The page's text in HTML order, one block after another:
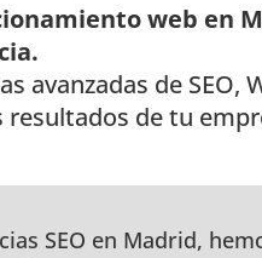
web en
de SEO,
de tu
SEO en Madrid,